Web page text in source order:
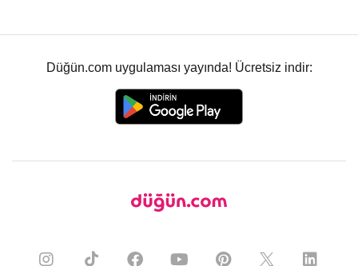
Düğün.com uygulaması yayında! Ücretsiz indir: